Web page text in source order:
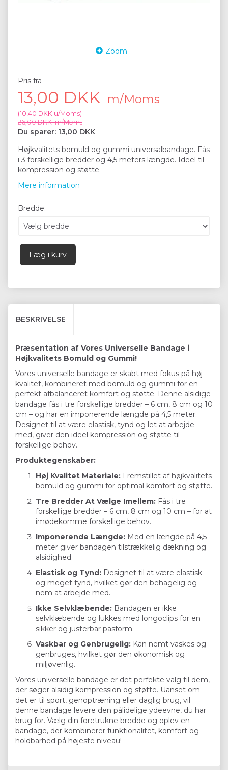
Zoom
Pris fra
13,00 DKK m/Moms
(10,40 DKK u/Moms)
26,00 DKKm/Moms
Du sparer: 13,00 DKK
Højkvalitets bomuld og gummi universalbandage. Fås
i 3 forskellige bredder og 4,5 meters længde. Ideel til
kompression og støtte.
Mere information
Bredde:
Læg i kurv
BESKRIVELSE
Præsentation af Vores Universelle Bandage i
Højkvalitets Bomuld og Gummi!
Vores universelle bandage er skabt med fokus på høj
kvalitet, kombineret med bomuld og gummi for en
perfekt afbalanceret komfort og støtte. Denne alsidige
bandage fås i tre forskellige bredder – 6 cm, 8 cm og 10
cm – og har en imponerende længde på 4,5 meter.
Designet til at være elastisk, tynd og let at arbejde
med, giver den ideel kompression og støtte til
forskellige behov.
Produktegenskaber:
Høj Kvalitet Materiale: Fremstillet af højkvalitets
bomuld og gummi for optimal komfort og støtte.
Tre Bredder At Vælge Imellem: Fås i tre
forskellige bredder – 6 cm, 8 cm og 10 cm – for at
imødekomme forskellige behov.
Imponerende Længde: Med en længde på 4,5
meter giver bandagen tilstrækkelig dækning og
alsidighed.
Elastisk og Tynd: Designet til at være elastisk
og meget tynd, hvilket gør den behagelig og
nem at arbejde med.
Ikke Selvklæbende: Bandagen er ikke
selvklæbende og lukkes med longoclips for en
sikker og justerbar pasform.
Vaskbar og Genbrugelig: Kan nemt vaskes og
genbruges, hvilket gør den økonomisk og
miljøvenlig.
Vores universelle bandage er det perfekte valg til dem,
der søger alsidig kompression og støtte. Uanset om
det er til sport, genoptræning eller daglig brug, vil
denne bandage levere den pålidelige ydeevne, du har
brug for. Vælg din foretrukne bredde og oplev en
bandage, der kombinerer funktionalitet, komfort og
holdbarhed på højeste niveau!